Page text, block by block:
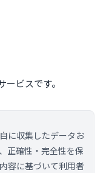
ビスです。
に収集したデータお
正確性・完全性を保
容に基づいて利用者